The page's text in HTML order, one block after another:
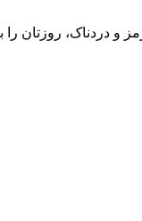
دردناک، روزتان